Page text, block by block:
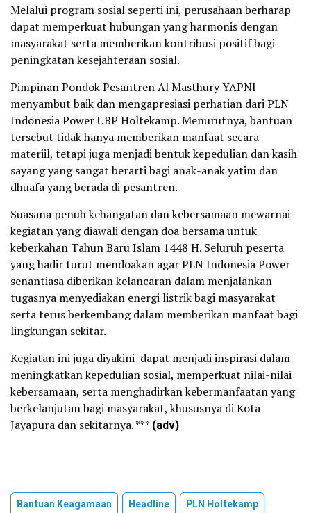
Melalui program sosial seperti ini, perusahaan berharap
dapat memperkuat hubungan yang harmonis dengan
masyarakat serta memberikan kontribusi positif bagi
peningkatan kesejahteraan sosial.
Pimpinan Pondok Pesantren Al Masthury YAPNI
menyambut baik dan mengapresiasi perhatian dari PLN
Indonesia Power UBP Holtekamp. Menurutnya, bantuan
tersebut tidak hanya memberikan manfaat secara
materiil, tetapi juga menjadi bentuk kepedulian dan kasih
sayang yang sangat berarti bagi anak-anak yatim dan
dhuafa yang berada di pesantren.
Suasana penuh kehangatan dan kebersamaan mewarnai
kegiatan yang diawali dengan doa bersama untuk
keberkahan Tahun Baru Islam 1448 H. Seluruh peserta
yang hadir turut mendoakan agar PLN Indonesia Power
senantiasa diberikan kelancaran dalam menjalankan
tugasnya menyediakan energi listrik bagi masyarakat
serta terus berkembang dalam memberikan manfaat bagi
lingkungan sekitar.
Kegiatan ini juga diyakini dapat menjadi inspirasi dalam
meningkatkan kepedulian sosial, memperkuat nilai-nilai
kebersamaan, serta menghadirkan kebermanfaatan yang
berkelanjutan bagi masyarakat, khususnya di Kota
Jayapura dan sekitarnya. *** (adv)
Bantuan Keagamaan Headline
PLN Holtekamp